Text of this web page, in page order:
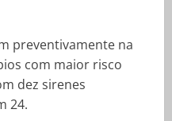
preventivamente na
com maior risco
dez sirenes
24.